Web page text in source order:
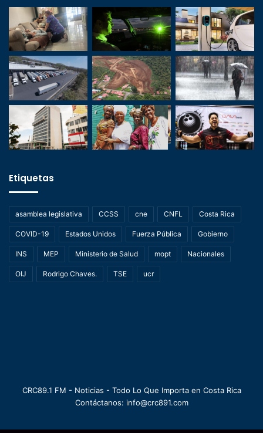
Etiquetas
asamblea legislativa CCSS cne CNFL Costa Rica
COVID-19 Estados Unidos Fuerza Pública Gobierno
INS MEP Ministerio de Salud mopt Nacionales
OIJ Rodrigo Chaves. TSE ucr
CRC89.1 FM - Noticias - Todo Lo Que Importa en Costa Rica
Contáctanos: info@crc891.com